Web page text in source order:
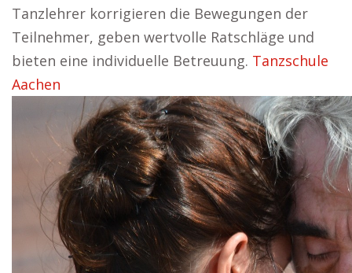
Tanzlehrer korrigieren die Bewegungen der
Teilnehmer, geben wertvolle Ratschläge und
bieten eine individuelle Betreuung. Tanzschule
Aachen